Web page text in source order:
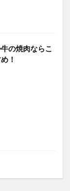
の焼肉ならこ
！